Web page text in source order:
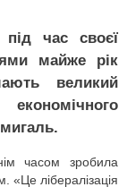
під час своєї
майже рік
великий
часом зробила
«Це лібералізація